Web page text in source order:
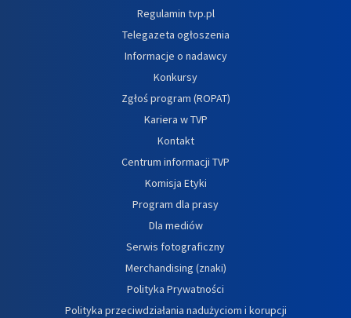
Regulamin tvp.pl
Telegazeta ogłoszenia
Informacje o nadawcy
Konkursy
Zgłoś program (ROPAT)
Kariera w TVP
Kontakt
Centrum informacji TVP
Komisja Etyki
Program dla prasy
Dla mediów
Serwis fotograficzny
Merchandising (znaki)
Polityka Prywatności
Polityka przeciwdziałania nadużyciom i korupcji